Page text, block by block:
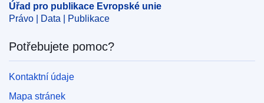
Úřad pro publikace Evropské unie
Právo | Data | Publikace
Potřebujete pomoc?
Kontaktní údaje
Mapa stránek